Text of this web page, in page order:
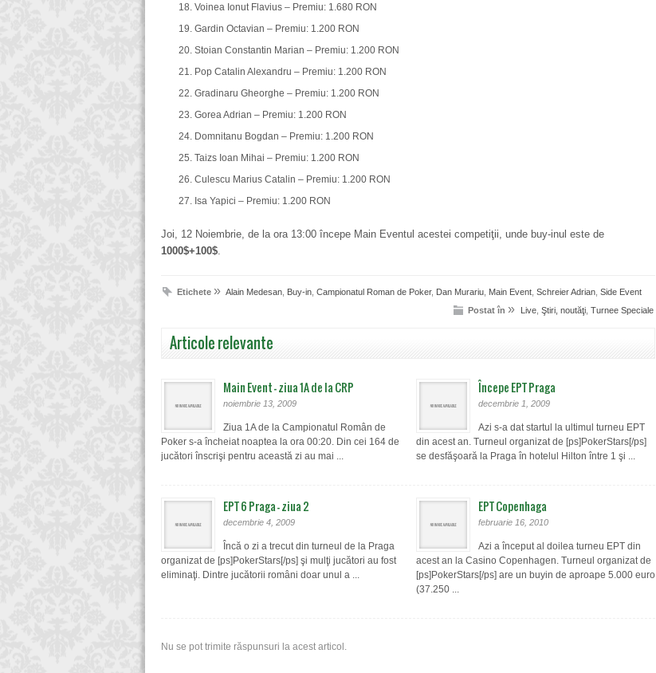
Voinea Ionut Flavius – Premiu: 1.680 RON
Gardin Octavian – Premiu: 1.200 RON
Stoian Constantin Marian – Premiu: 1.200 RON
Pop Catalin Alexandru – Premiu: 1.200 RON
Gradinaru Gheorghe – Premiu: 1.200 RON
Gorea Adrian – Premiu: 1.200 RON
Domnitanu Bogdan – Premiu: 1.200 RON
Taizs Ioan Mihai – Premiu: 1.200 RON
Culescu Marius Catalin – Premiu: 1.200 RON
Isa Yapici – Premiu: 1.200 RON
Joi, 12 Noiembrie, de la ora 13:00 începe Main Eventul acestei competiţii, unde buy-inul este de
1000$+100$.
Etichete » Alain Medesan Buy-in Campionatul Roman de Poker, Dan Murariu Main Event Schreier Adrian Side Event
Postat în » Live Ştiri, noutăţi Turnee Speciale
Articole relevante
Main Event – ziua 1A de la CRP
noiembrie 13, 2009
Ziua 1A de la Campionatul Român de
Poker s-a încheiat noaptea la ora 00:20. Din cei 164 de
jucători înscrişi pentru această zi au mai ...
Începe EPT Praga
decembrie 1, 2009
Azi s-a dat startul la ultimul turneu EPT
din acest an. Turneul organizat de [ps]PokerStars[/ps]
se desfăşoară la Praga în hotelul Hilton între 1 şi ...
EPT 6 Praga – ziua 2
decembrie 4, 2009
Încă o zi a trecut din turneul de la Praga
organizat de [ps]PokerStars[/ps] şi mulţi jucători au fost
eliminaţi. Dintre jucătorii români doar unul a ...
EPT Copenhaga
februarie 16, 2010
Azi a început al doilea turneu EPT din
acest an la Casino Copenhagen. Turneul organizat de
[ps]PokerStars[/ps] are un buyin de aproape 5.000 euro
(37.250 ...
Nu se pot trimite răspunsuri la acest articol.